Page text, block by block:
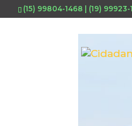
(15) 99804-1468 | (19)